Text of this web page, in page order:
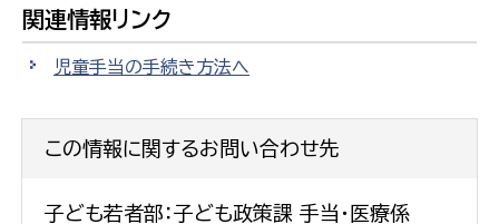
関連情報リンク
児童手当の手続き方法へ
この情報に関するお問い合わせ先
子ども若者部：子ども政策課 手当・医療係